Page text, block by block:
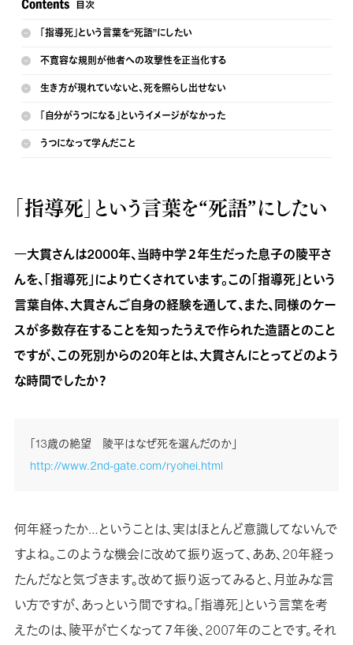
「指導死」という言葉を“死語”にしたい
不寛容な規則が他者への攻撃性を正当化する
生き方が現れていないと、死を照らし出せない
「自分がうつになる」というイメージがなかった
うつになって学んだこと
「指導死」という言葉を“死語”にしたい
―大貫さんは2000年、当時中学２年生だった息子の陵平さ
んを、「指導死」により亡くされています。この「指導死」という
言葉自体、大貫さんご自身の経験を通して、また、同様のケー
スが多数存在することを知ったうえで作られた造語とのこと
ですが、この死別からの20年とは、大貫さんにとってどのよう
な時間でしたか？
「13歳の絶望 陵平はなぜ死を選んだのか」
http://www.2nd-gate.com/ryohei.html
何年経ったか…ということは、実はほとんど意識してないんで
すよね。このような機会に改めて振り返って、ああ、20年経っ
たんだなと気づきます。改めて振り返ってみると、月並みな言
い方ですが、あっという間ですね。「指導死」という言葉を考
えたのは、陵平が亡くなって７年後、2007年のことです。それ